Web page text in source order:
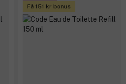
Få 151 kr bonus